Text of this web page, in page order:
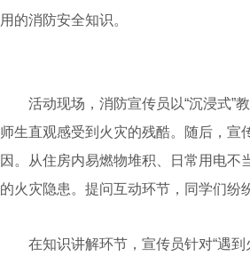
用的消防安全知识。
活动现场，消防宣传员以“沉浸式”教
师生直观感受到火灾的残酷。随后，宣
因。从住房内易燃物堆积、日常用电
的火灾隐患。提问互动环节，同学们纷
在知识讲解环节，宣传员针对“遇到